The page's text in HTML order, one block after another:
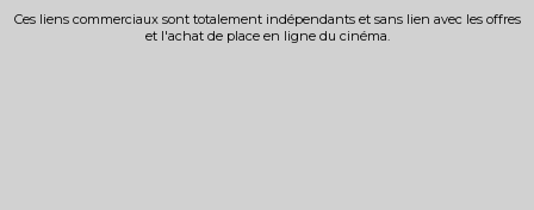
Ces liens commerciaux sont totalement indépendants et sans lien avec les offres
et l'achat de place en ligne du cinéma.